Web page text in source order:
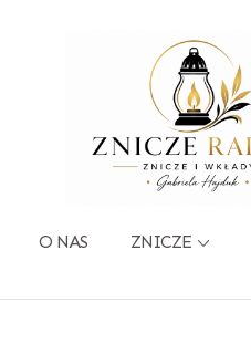
O NAS ZNICZE